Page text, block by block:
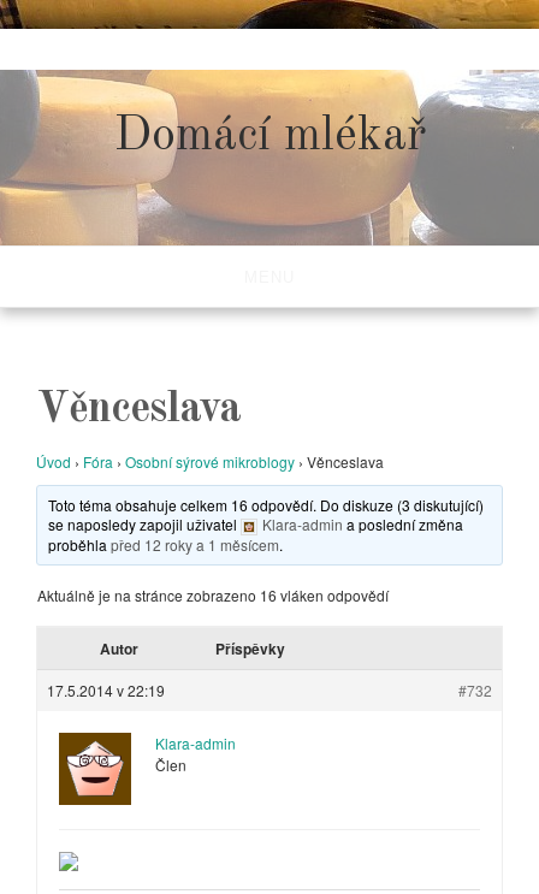
to
content
Domácí mlékař
Věnceslava
Úvod › Fóra › Osobní sýrové mikroblogy › Věnceslava
Toto téma obsahuje celkem 16 odpovědí. Do diskuze (3 diskutující)
se naposledy zapojil uživatel
Klara-admin a poslední změna
proběhlapřed 12 roky a 1 měsícem.
Aktuálně je na stránce zobrazeno 16 vláken odpovědí
Autor Příspěvky
17.5.2014 v 22:19 #732
Klara-admin
Člen